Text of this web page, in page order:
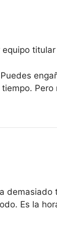
Pero
demasiado
Es la